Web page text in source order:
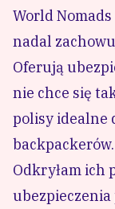
World
nadal
Oferują
nie chce się
polisy idealne
backpackerów.
Odkryłam ich
ubezpieczenia